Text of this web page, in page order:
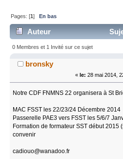
Pages: [1]En bas
Auteur
formateur SST (Lu 17198 fois)
0 Membres et 1 Invité sur ce sujet
bronsky
« le: 28 mai 2014,
Notre CDF FNMNS 22 organisera à St
MAC FSST les 22/23/24 Décembre 2014
Passerelle PAE3 vers FSST les 5/6/7
Formation de formateur SST début 2015
convenir
cadiouo@wanadoo.fr